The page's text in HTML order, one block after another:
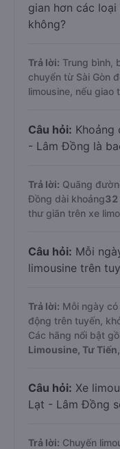
gian hơn các
không?
Trả lời: Trung bình,
chuyển từ Sài Gòn
limousine, nếu giao
Câu hỏi: Khoảng
- Lâm Đồng là
Trả lời: Quãng
Đồng dài khoảng
thư giãn trên xe
Câu hỏi: Mỗi
limousine trên
Trả lời: Mỗi ngày
động trên tuyến,
Các hãng nổi bật
Limousine, Tư
Câu hỏi: Xe
Lạt - Lâm Đồng
Trả lời: Chuyến